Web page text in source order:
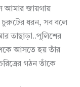
আমার জায়গায়
চুরুটের ধরন, সব বলে
তাছাড়া..পুলিশের
আসতে হয় তাঁর
গঠন তাঁকে